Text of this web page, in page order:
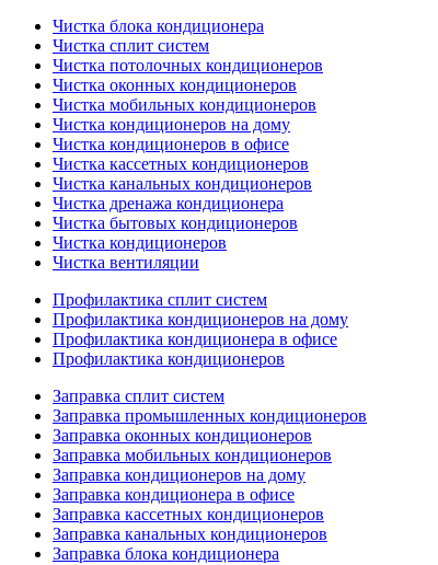
Чистка блока кондиционера
Чистка сплит систем
Чистка потолочных кондиционеров
Чистка оконных кондиционеров
Чистка мобильных кондиционеров
Чистка кондиционеров на дому
Чистка кондиционеров в офисе
Чистка кассетных кондиционеров
Чистка канальных кондиционеров
Чистка дренажа кондиционера
Чистка бытовых кондиционеров
Чистка кондиционеров
Чистка вентиляции
Профилактика сплит систем
Профилактика кондиционеров на дому
Профилактика кондиционера в офисе
Профилактика кондиционеров
Заправка сплит систем
Заправка промышленных кондиционеров
Заправка оконных кондиционеров
Заправка мобильных кондиционеров
Заправка кондиционеров на дому
Заправка кондиционера в офисе
Заправка кассетных кондиционеров
Заправка канальных кондиционеров
Заправка блока кондиционера